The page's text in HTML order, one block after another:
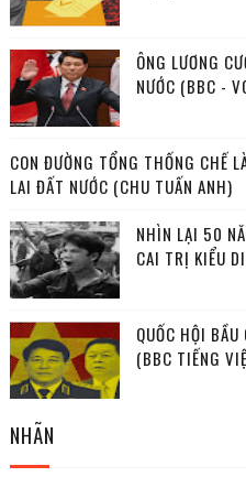
ÔNG LƯƠNG
NƯỚC (BBC -
CON ĐƯỜNG TỔNG THỐNG CHẾ
LAI ĐẤT NƯỚC (CHU TUẤN ANH)
NHÌN LẠI 50
CAI TRỊ KIỂU
QUỐC HỘI
(BBC TIẾNG
NHÃN